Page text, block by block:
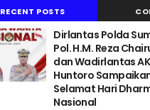
RECENT POSTS
Dirlantas Polda
Pol. H.M. Reza
dan Wadirlantas
Huntoro
Selamat Hari
Nasional